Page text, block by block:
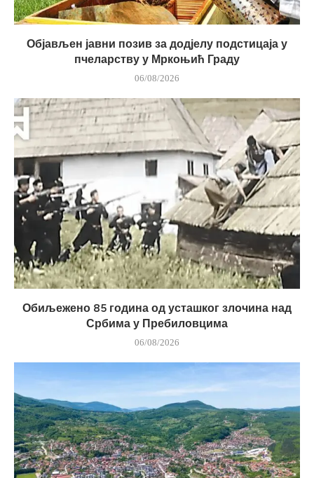
Објављен јавни позив за додјелу подстицаја у
пчеларству у Мркоњић Граду
06/08/2026
Обиљежено 85 година од усташког злочина над
Србима у Пребиловцима
06/08/2026